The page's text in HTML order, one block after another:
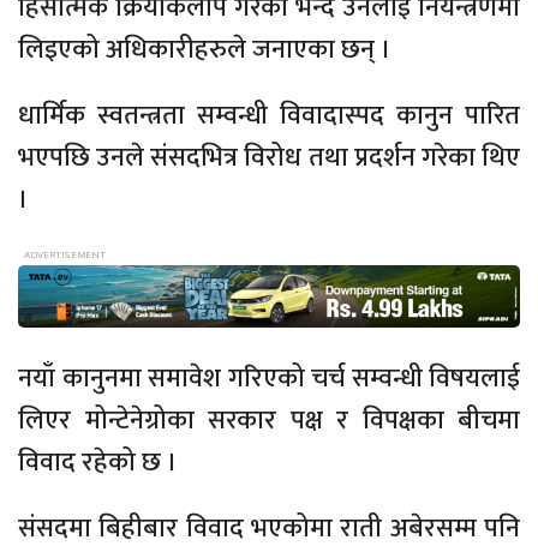
लिइएको अधिकारीहरुले जनाएका छन् ।
धार्मिक स्वतन्त्रता सम्वन्धी विवादास्पद कानुन पारित
भएपछि उनले संसदभित्र विरोध तथा प्रदर्शन गरेका थिए
।
नयाँ कानुनमा समावेश गरिएको चर्च सम्वन्धी विषयलाई
लिएर मोन्टेनेग्रोका सरकार पक्ष र विपक्षका बीचमा
विवाद रहेको छ ।
संसदमा बिहीबार विवाद भएकोमा राती अबेरसम्म पनि